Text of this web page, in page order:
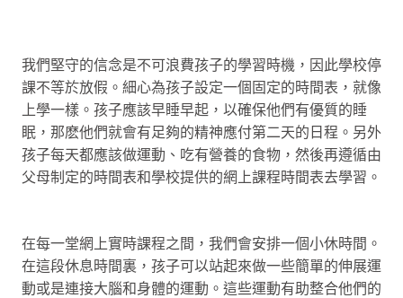
我們堅守的信念是不可浪費孩子的學習時機，因此學校停
課不等於放假。細心為孩子設定一個固定的時間表，就像
上學一樣。孩子應該早睡早起，以確保他們有優質的睡
眠，那麽他們就會有足夠的精神應付第二天的日程。另外
孩子每天都應該做運動、吃有營養的食物，然後再遵循由
父母制定的時間表和學校提供的網上課程時間表去學習。
在每一堂網上實時課程之間，我們會安排一個小休時間。
在這段休息時間裏，孩子可以站起來做一些簡單的伸展運
動或是連接大腦和身體的運動。這些運動有助整合他們的